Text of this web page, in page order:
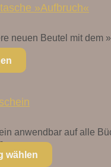
»Aufbruch«
neuen Beutel mit dem
anwendbar auf alle
wählen